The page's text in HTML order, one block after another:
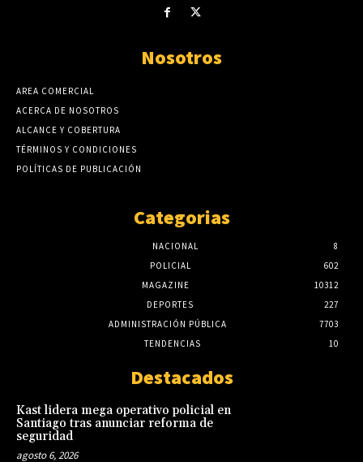
Nosotros
AREA COMERCIAL
ACERCA DE NOSOTROS
ALCANCE Y COBERTURA
TÉRMINOS Y CONDICIONES
POLÍTICAS DE PUBLICACIÓN
Categorias
NACIONAL
8
POLICIAL
602
MAGAZINE
10312
DEPORTES
227
ADMINISTRACIÓN PÚBLICA
7703
TENDENCIAS
10
Destacados
Kast lidera mega operativo policial en
Santiago tras anunciar reforma de
seguridad
agosto 6, 2026